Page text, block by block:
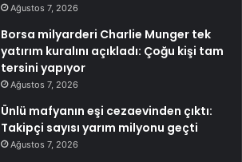
Ağustos 7, 2026
Borsa milyarderi Charlie Munger tek
yatırım kuralını açıkladı: Çoğu kişi tam
tersini yapıyor
Ağustos 7, 2026
Ünlü mafyanın eşi cezaevinden çıktı:
Takipçi sayısı yarım milyonu geçti
Ağustos 7, 2026